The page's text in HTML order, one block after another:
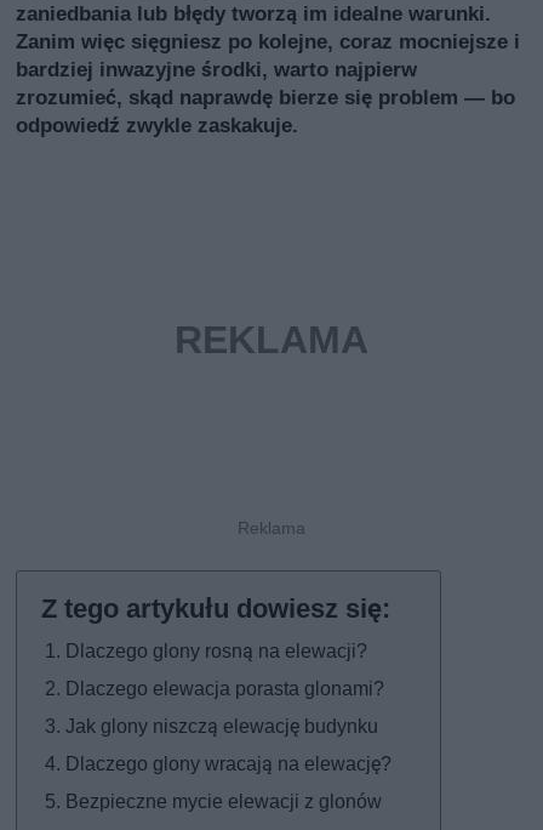
zaniedbania lub błędy tworzą im idealne warunki.
Zanim więc sięgniesz po kolejne, coraz mocniejsze i
bardziej inwazyjne środki, warto najpierw
zrozumieć, skąd naprawdę bierze się problem — bo
odpowiedź zwykle zaskakuje.
Dlaczego glony rosną na elewacji?
Dlaczego elewacja porasta glonami?
Jak glony niszczą elewację budynku
Dlaczego glony wracają na elewację?
Bezpieczne mycie elewacji z glonów